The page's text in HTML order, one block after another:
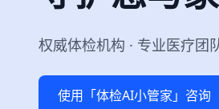
权威体检机构 · 专业医疗团
使用「体检AI小管家」咨询